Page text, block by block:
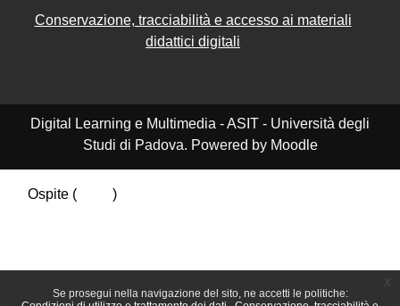
Se prosegui nella navigazione del sito, ne accetti le politiche:
Conservazione, tracciabilità e accesso ai materiali
didattici digitali
Digital Learning e Multimedia - ASIT - Università degli
Studi di Padova. Powered by Moodle
Ospite (
)